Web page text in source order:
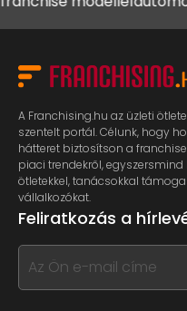
A Franchising.hu az üzleti
szentelt portál. Célunk, hogy
hátteret biztosítson a
piaci trendekről,
ötletekkel, tanácsokkal
vállalkozókat.
Feliratkozás a
If
you